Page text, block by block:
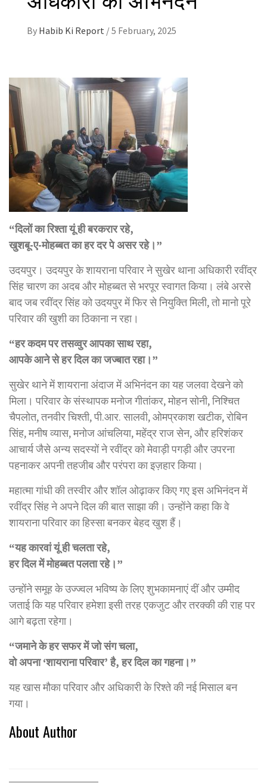
By Habib Ki Report /5 February, 2025
“दिलों का रिश्ता यूं ही बरकरार रहे,
खुशबू-ए-मोहब्बत का हर दर पे असर रहे।”
उदयपुर। उदयपुर के शायराना परिवार ने सुखेर थाना अधिकारी रवींद्र
सिंह चारण का अदब और मोहब्बत से भरपूर स्वागत किया। लंबे अरसे
बाद जब रवींद्र सिंह को उदयपुर में फिर से नियुक्ति मिली, तो मानो पूरे
परिवार की खुशी का ठिकाना न रहा।
“हर कदम पर तसव्वुर आपका साथ रहा,
आपके आने से हर दिल का जज्बात रहा।”
सुखेर थाने में शायराना अंदाज में अभिनंदन का यह जलवा देखने को
मिला। परिवार के संस्थापक मनोज गीतांकर, मोहन सोनी, निश्चित
चैपलोत, तनवीर चिश्ती, पी.आर. सालवी, ओमप्रकाश खटीक, रोबिन
सिंह, मनीष व्यास, मनोज आंचलिया, महेंद्र राज सेन, और हरिशंकर
आचार्य जैसे अन्य सदस्यों ने रवींद्र को मेवाड़ी पगड़ी और उपरना
पहनाकर अपनी तहजीब और परंपरा का इज़हार किया।
महात्मा गांधी की तस्वीर और शॉल ओढ़ाकर किए गए इस अभिनंदन में
रवींद्र सिंह ने अपने दिल की बात साझा की। उन्होंने कहा कि वे
शायराना परिवार का हिस्सा बनकर बेहद खुश हैं।
“यह कारवां यूं ही चलता रहे,
हर दिल में मोहब्बत पलता रहे।”
उन्होंने समूह के उज्ज्वल भविष्य के लिए शुभकामनाएं दीं और उम्मीद
जताई कि यह परिवार हमेशा इसी तरह एकजुट और तरक्की की राह पर
आगे बढ़ता रहेगा।
“जमाने के हर सफर में जो संग चला,
वो अपना ‘शायराना परिवार’ है, हर दिल का गहना।”
यह खास मौका परिवार और अधिकारी के रिश्ते की नई मिसाल बन
गया।
About Author